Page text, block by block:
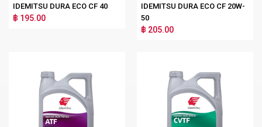
IDEMITSU DURA ECO CF 40
฿ 195.00
IDEMITSU DURA ECO CF 20W-
50
฿ 205.00